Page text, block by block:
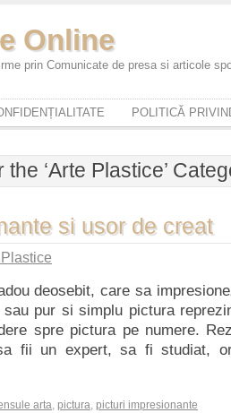
Online
prin Comunicate de presa si articole
POLITICĂ
‘Arte Plastice’
si usor de creat
deosebit, care sa
pur si simplu pictura
spre pictura pe numere.
fii un expert, sa fi studiat,
arta, pictura, picturi impresionante